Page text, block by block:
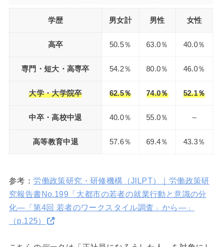
学歴 男女計 男性 女性
高卒 50.5％ 63.0％ 40.0％
専門・短大・高専卒 54.2％ 80.0％ 46.0％
大学・大学院卒 62.5％ 74.0％ 52.1％
中卒・高校中退 40.0％ 55.0％ –
高等教育中退 57.6％ 69.4％ 43.3％
参考：労働政策研究・研修機構（JILPT）｜労働政策研
究報告書No.199「大都市の若者の就業行動と意識の分
化―「第4回 若者のワークスタイル調査」から―」
（p.125）